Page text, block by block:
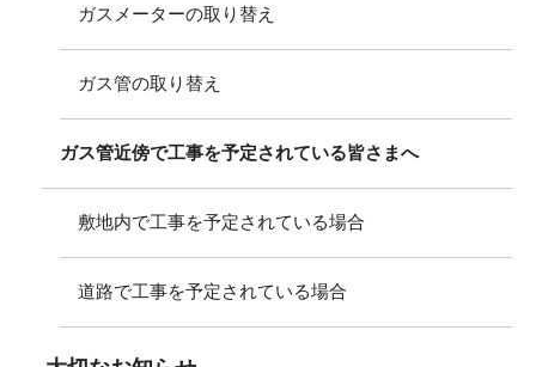
ガスメーターの取り替え
ガス管の取り替え
ガス管近傍で工事を予定されている皆さまへ
敷地内で工事を予定されている場合
道路で工事を予定されている場合